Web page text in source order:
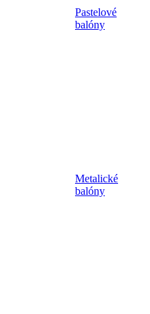
Pastelové
balóny
Metalické
balóny